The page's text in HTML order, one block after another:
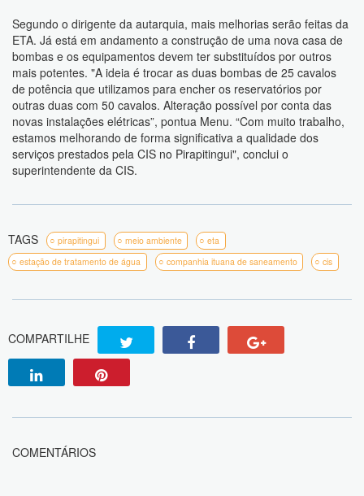
Segundo o dirigente da autarquia, mais melhorias serão feitas da
ETA. Já está em andamento a construção de uma nova casa de
bombas e os equipamentos devem ter substituídos por outros
mais potentes. "A ideia é trocar as duas bombas de 25 cavalos
de potência que utilizamos para encher os reservatórios por
outras duas com 50 cavalos. Alteração possível por conta das
novas instalações elétricas”, pontua Menu. “Com muito trabalho,
estamos melhorando de forma significativa a qualidade dos
serviços prestados pela CIS no Pirapitingui", conclui o
superintendente da CIS.
TAGS pirapitingui meio ambiente
eta
estação de tratamento de água
companhia ituana de saneamento cis
COMPARTILHE
COMENTÁRIOS